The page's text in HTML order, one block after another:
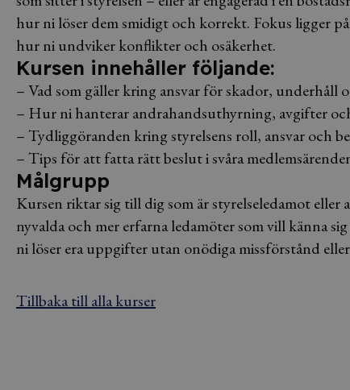
hur ni löser dem smidigt och korrekt. Fokus ligger
hur ni undviker konflikter och osäkerhet.
Kursen innehåller följande:
– Vad som gäller kring ansvar för skador, underhåll
– Hur ni hanterar andrahandsuthyrning, avgifter
– Tydliggöranden kring styrelsens roll, ansvar och
– Tips för att fatta rätt beslut i svåra
Målgrupp
Kursen riktar sig till dig som är styrelseledamot eller
nyvalda och mer erfarna ledamöter som vill känna
ni löser era uppgifter utan onödiga missförstånd
Tillbaka till alla kurser